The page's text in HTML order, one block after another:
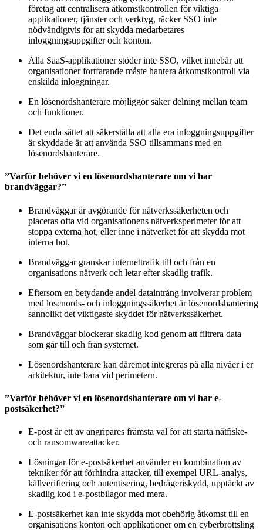
företag att centralisera åtkomstkontrollen för viktiga
applikationer, tjänster och verktyg, räcker SSO inte
nödvändigtvis för att skydda medarbetares
inloggningsuppgifter och konton.
Alla SaaS-applikationer stöder inte SSO, vilket innebär att
organisationer fortfarande måste hantera åtkomstkontroll via
enskilda inloggningar.
En lösenordshanterare möjliggör säker delning mellan team
och funktioner.
Det enda sättet att säkerställa att alla era inloggningsuppgifter
är skyddade är att använda SSO tillsammans med en
lösenordshanterare.
”Varför behöver vi en lösenordshanterare om vi har
brandväggar?”
Brandväggar är avgörande för nätverkssäkerheten och
placeras ofta vid organisationens nätverksperimeter för att
stoppa externa hot, eller inne i nätverket för att skydda mot
interna hot.
Brandväggar granskar internettrafik till och från en
organisations nätverk och letar efter skadlig trafik.
Eftersom en betydande andel dataintrång involverar problem
med lösenords- och inloggningssäkerhet är lösenordshantering
sannolikt det viktigaste skyddet för nätverkssäkerhet.
Brandväggar blockerar skadlig kod genom att filtrera data
som går till och från systemet.
Lösenordshanterare kan däremot integreras på alla nivåer i er
arkitektur, inte bara vid perimetern.
”Varför behöver vi en lösenordshanterare om vi har e-
postsäkerhet?”
E-post är ett av angripares främsta val för att starta nätfiske-
och ransomwareattacker.
Lösningar för e-postsäkerhet använder en kombination av
tekniker för att förhindra attacker, till exempel URL-analys,
källverifiering och autentisering, bedrägeriskydd, upptäckt av
skadlig kod i e-postbilagor med mera.
E-postsäkerhet kan inte skydda mot obehörig åtkomst till en
organisations konton och applikationer om en cyberbrottsling